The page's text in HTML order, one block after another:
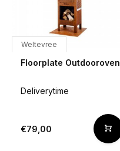
Weltevree
Floorplate Outdooroven
Deliverytime
€79,00